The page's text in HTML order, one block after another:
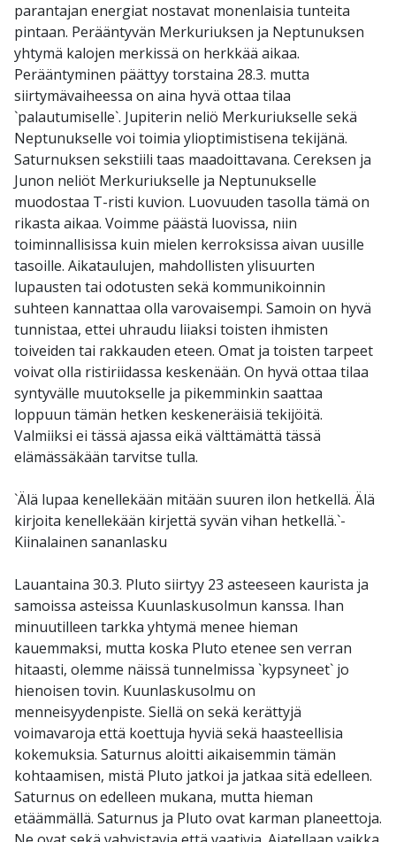
parantajan energiat nostavat monenlaisia tunteita
pintaan. Perääntyvän Merkuriuksen ja Neptunuksen
yhtymä kalojen merkissä on herkkää aikaa.
Perääntyminen päättyy torstaina 28.3. mutta
siirtymävaiheessa on aina hyvä ottaa tilaa
`palautumiselle`. Jupiterin neliö Merkuriukselle sekä
Neptunukselle voi toimia ylioptimistisena tekijänä.
Saturnuksen sekstiili taas maadoittavana. Cereksen ja
Junon neliöt Merkuriukselle ja Neptunukselle
muodostaa T-risti kuvion. Luovuuden tasolla tämä on
rikasta aikaa. Voimme päästä luovissa, niin
toiminnallisissa kuin mielen kerroksissa aivan uusille
tasoille. Aikataulujen, mahdollisten ylisuurten
lupausten tai odotusten sekä kommunikoinnin
suhteen kannattaa olla varovaisempi. Samoin on hyvä
tunnistaa, ettei uhraudu liiaksi toisten ihmisten
toiveiden tai rakkauden eteen. Omat ja toisten tarpeet
voivat olla ristiriidassa keskenään. On hyvä ottaa tilaa
syntyvälle muutokselle ja pikemminkin saattaa
loppuun tämän hetken keskeneräisiä tekijöitä.
Valmiiksi ei tässä ajassa eikä välttämättä tässä
elämässäkään tarvitse tulla.
`Älä lupaa kenellekään mitään suuren ilon hetkellä. Älä
kirjoita kenellekään kirjettä syvän vihan hetkellä.`-
Kiinalainen sananlasku
Lauantaina 30.3. Pluto siirtyy 23 asteeseen kaurista ja
samoissa asteissa Kuunlaskusolmun kanssa. Ihan
minuutilleen tarkka yhtymä menee hieman
kauemmaksi, mutta koska Pluto etenee sen verran
hitaasti, olemme näissä tunnelmissa `kypsyneet` jo
hienoisen tovin. Kuunlaskusolmu on
menneisyydenpiste. Siellä on sekä kerättyjä
voimavaroja että koettuja hyviä sekä haasteellisia
kokemuksia. Saturnus aloitti aikaisemmin tämän
kohtaamisen, mistä Pluto jatkoi ja jatkaa sitä edelleen.
Saturnus on edelleen mukana, mutta hieman
etäämmällä. Saturnus ja Pluto ovat karman planeettoja.